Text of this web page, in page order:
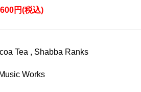
円(税込)
Tea , Shabba Ranks
Works